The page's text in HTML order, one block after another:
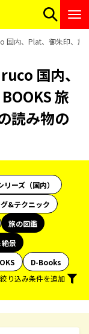
国内、Plat、御朱印、旅
国内、
旅
読み物の
ーズ（国内）
&テクニック
旅の図鑑
景
D-Books
絞り込み条件を追加